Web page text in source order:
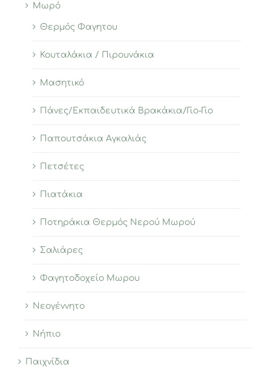
Μωρό
Θερμός Φαγητου
Κουταλάκια / Πιρουνάκια
Μασητικό
Πάνες/Εκπαιδευτικά Βρακάκια/Γιο-Γιο
Παπουτσάκια Αγκαλιάς
Πετσέτες
Πιατάκια
Ποτηράκια Θερμός Νερού Μωρού
Σαλιάρες
Φαγητοδοχείο Μωρου
Νεογέννητο
Νήπιο
Παιχνίδια